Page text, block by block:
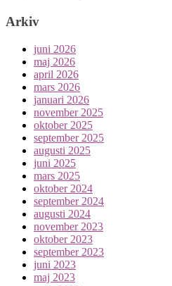
Arkiv
juni 2026
maj 2026
april 2026
mars 2026
januari 2026
november 2025
oktober 2025
september 2025
augusti 2025
juni 2025
mars 2025
oktober 2024
september 2024
augusti 2024
november 2023
oktober 2023
september 2023
juni 2023
maj 2023